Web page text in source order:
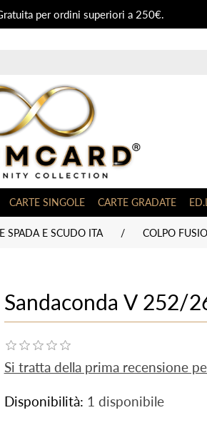
per ordini superiori a 250€.
CARTE SINGOLE CARTE GRADATE
SPADA E SCUDO ITA / COLPO
Sandaconda V 252/
Si tratta della prima recensione
Disponibilità: 1 disponibile